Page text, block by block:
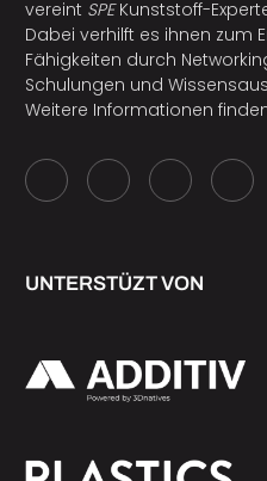
vereint SPEKunststoff-
Dabei verhilft es ihnen zum
Fähigkeiten durch
Schulungen und
Weitere Informationen
UNTERSTÜZT VON